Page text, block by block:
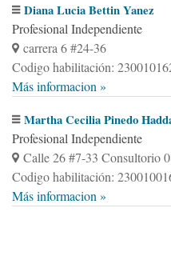
Diana Lucia Bettin Yanez
Profesional Independiente
carrera 6 #24-36
Codigo habilitación:
Más informacion »
Martha Cecilia Pinedo
Profesional Independiente
Calle 26 #7-33 Consultorio
Codigo habilitación:
Más informacion »